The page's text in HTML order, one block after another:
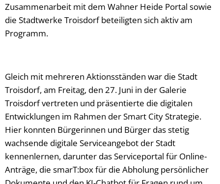
Zusammenarbeit mit dem Wahner Heide Portal sowie
die Stadtwerke Troisdorf beteiligten sich aktiv am
Programm.
Gleich mit mehreren Aktionsständen war die Stadt
Troisdorf, am Freitag, den 27. Juni in der Galerie
Troisdorf vertreten und präsentierte die digitalen
Entwicklungen im Rahmen der Smart City Strategie.
Hier konnten Bürgerinnen und Bürger das stetig
wachsende digitale Serviceangebot der Stadt
kennenlernen, darunter das Serviceportal für Online-
Anträge, die smarT:box für die Abholung persönlicher